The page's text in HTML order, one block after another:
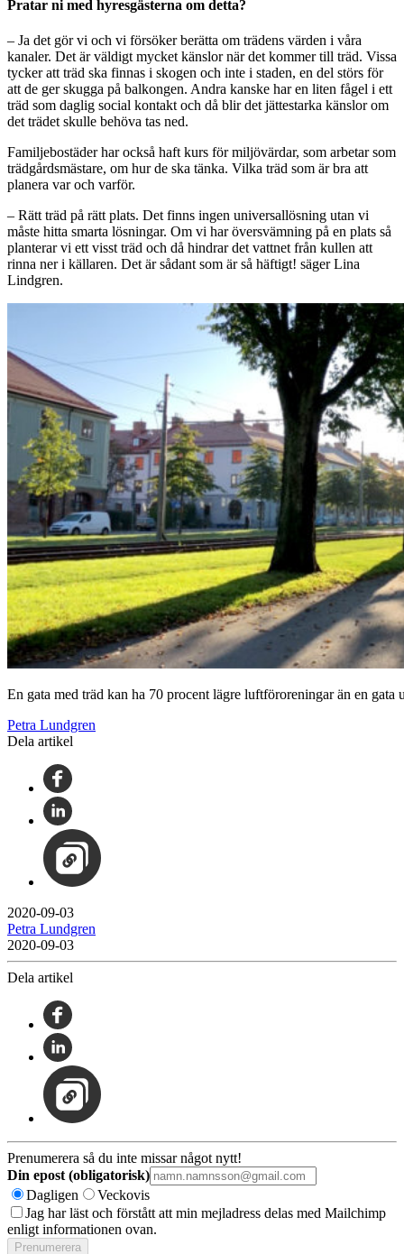
Pratar ni med hyresgästerna om detta?
– Ja det gör vi och vi försöker berätta om trädens värden i våra
kanaler. Det är väldigt mycket känslor när det kommer till träd. Vissa
tycker att träd ska finnas i skogen och inte i staden, en del störs för
att de ger skugga på balkongen. Andra kanske har en liten fågel i ett
träd som daglig social kontakt och då blir det jättestarka känslor om
det trädet skulle behöva tas ned.
Familjebostäder har också haft kurs för miljövärdar, som arbetar som
trädgårdsmästare, om hur de ska tänka. Vilka träd som är bra att
planera var och varför.
– Rätt träd på rätt plats. Det finns ingen universallösning utan vi
måste hitta smarta lösningar. Om vi har översvämning på en plats så
planterar vi ett visst träd och då hindrar det vattnet från kullen att
rinna ner i källaren. Det är sådant som är så häftigt! säger Lina
Lindgren.
En gata med träd kan ha 70 procent lägre luftföroreningar än en gata
Petra Lundgren
Dela artikel
2020-09-03
Petra Lundgren
2020-09-03
Dela artikel
Prenumerera så du inte missar något nytt!
Din epost (obligatorisk)
Dagligen
Veckovis
Jag har läst och förstått att min mejladress delas med Mailchimp
enligt informationen ovan.